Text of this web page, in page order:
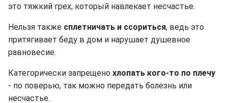
это тяжкий грех, который навлекает несчастье.
Нельзя также сплетничать и ссориться, ведь это
притягивает беду в дом и нарушает душевное
равновесие.
Категорически запрещено хлопать кого-то по плечу
- по поверью, так можно передать болезнь или
несчастье.